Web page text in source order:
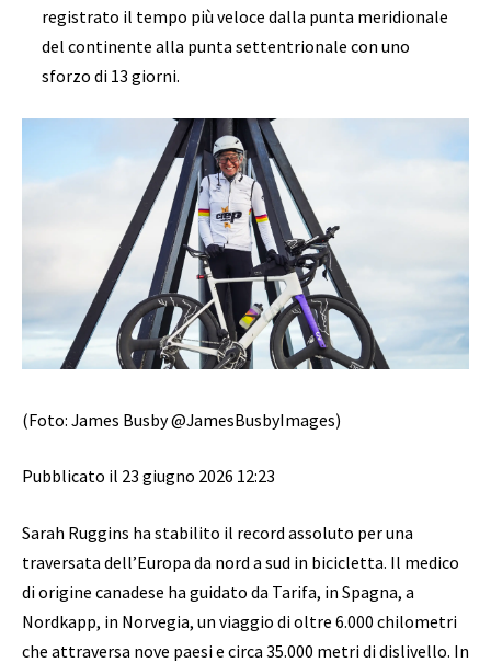
registrato il tempo più veloce dalla punta meridionale
del continente alla punta settentrionale con uno
sforzo di 13 giorni.
(Foto: James Busby @JamesBusbyImages)
Pubblicato il 23 giugno 2026 12:23
Sarah Ruggins ha stabilito il record assoluto per una
traversata dell’Europa da nord a sud in bicicletta. Il medico
di origine canadese ha guidato da Tarifa, in Spagna, a
Nordkapp, in Norvegia, un viaggio di oltre 6.000 chilometri
che attraversa nove paesi e circa 35.000 metri di dislivello. In